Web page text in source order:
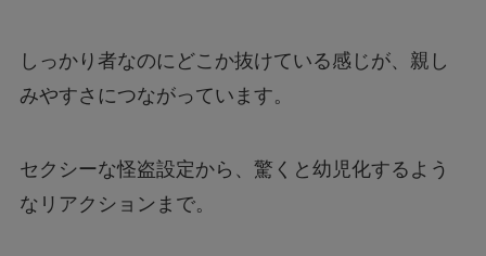
しっかり者なのにどこか抜けている感じが、親し
みやすさにつながっています。
セクシーな怪盗設定から、驚くと幼児化するよう
なリアクションまで。